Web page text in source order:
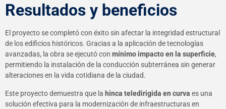
Resultados y beneficios
El proyecto se completó con éxito sin afectar la integridad estructural
de los edificios históricos. Gracias a la aplicación de tecnologías
avanzadas, la obra se ejecutó con mínimo impacto en la superficie,
permitiendo la instalación de la conducción subterránea sin generar
alteraciones en la vida cotidiana de la ciudad.
Este proyecto demuestra que la hinca teledirigida en curva es una
solución efectiva para la modernización de infraestructuras en